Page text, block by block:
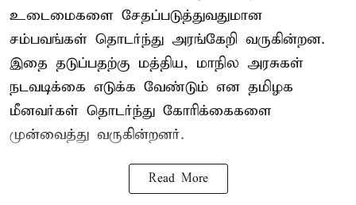
உடைமைகளை சேதப்படுத்துவதுமான
சம்பவங்கள் தொடர்ந்து அரங்கேறி வருகின்றன.
இதை தடுப்பதற்கு மத்திய, மாநில அரசுகள்
நடவடிக்கை எடுக்க வேண்டும் என தமிழக
மீனவர்கள் தொடர்ந்து கோரிக்கைகளை
முன்வைத்து வருகின்றனர்.
Read More